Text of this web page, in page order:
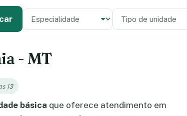
Especialidade
Tipo de unidade
- MT
13
básica que oferece atendimento em